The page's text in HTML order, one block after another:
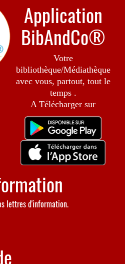
Application
BibAndCo®
Votre
bibliothèque/Médiathèque
avec vous, partout, tout le
temps .
A Télécharger sur
lettres d'information.